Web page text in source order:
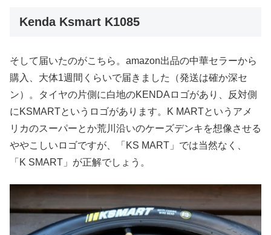
Kenda Ksmart K1085
そして届いたのがこちら。amazon出品の中華セラーから
購入、大体1週間くらいで届きました（発送は確か深セ
ン）。タイヤの片側に白地のKENDAロゴがあり、反対側
にKSMARTというロゴがあります。K MARTというアメ
リカのスーパーとか荒川沿いのケーズデンキを想像させる
ややこしいロゴですが、「KS MART」では当然なく、
「K SMART」が正解でしょう。